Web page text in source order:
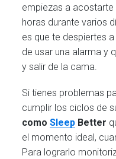
empiezas a
horas durante varios
es que te despiertes
de usar una alarma y
y salir de la cama.
Si tienes problemas
cumplir los ciclos de
comoSleep Better
el momento ideal,
Para lograrlo